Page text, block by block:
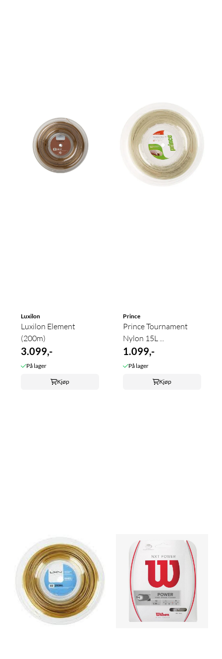
Luxilon
Luxilon Element
(200m)
3.099,-
På lager
Kjøp
Prince
Prince Tournament
Nylon 15L ...
1.099,-
På lager
Kjøp